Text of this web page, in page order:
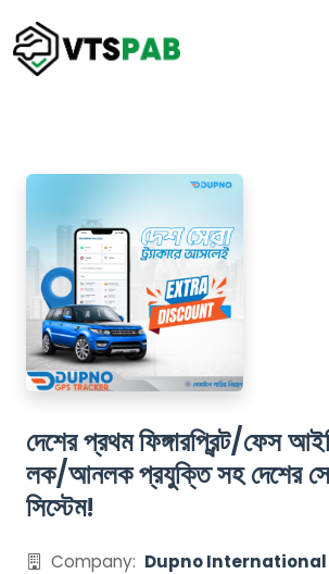
দেশের প্রথম ফিঙ্গারপ্রিন্ট/ফেস
লক/আনলক প্রযুক্তি সহ দেশের
সিস্টেম!
Company: Dupno International